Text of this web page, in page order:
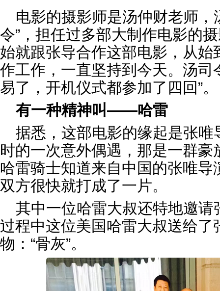
电影的摄影师是汤仲财老师，
令”，担任过多部大制作电影的
始就跟张导合作这部电影，从
作工作，一直坚持到今天。汤司
易了，开机仪式都参加了四回”。
有一种精神叫——哈雷
据悉，这部电影的缘起是张
时的一次意外偶遇，那是一群
哈雷骑士知道来自中国的张唯
双方很快就打成了一片。
其中一位哈雷大叔还特地邀
过程中这位美国哈雷大叔送给了
物：“骨灰”。